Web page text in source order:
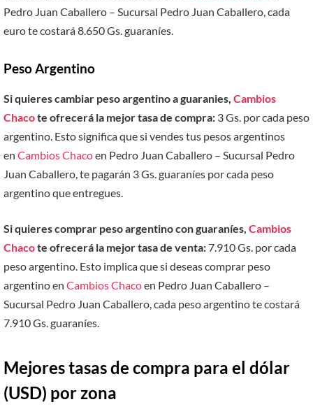
Pedro Juan Caballero – Sucursal Pedro Juan Caballero, cada
euro te costará 8.650 Gs. guaraníes.
Peso Argentino
Si quieres cambiar peso argentino a guaranies, Cambios
Chacote ofrecerá la mejor tasa de compra: 3 Gs. por cada peso
argentino. Esto significa que si vendes tus pesos argentinos
en Cambios Chacoen Pedro Juan Caballero – Sucursal Pedro
Juan Caballero, te pagarán 3 Gs. guaraníes por cada peso
argentino que entregues.
Si quieres comprar peso argentino con guaraníes, Cambios
Chacote ofrecerá la mejor tasa de venta:7.910 Gs. por cada
peso argentino. Esto implica que si deseas comprar peso
argentino en Cambios Chacoen Pedro Juan Caballero –
Sucursal Pedro Juan Caballero, cada peso argentino te costará
7.910 Gs. guaraníes.
Mejores tasas de compra para el dólar
(USD) por zona